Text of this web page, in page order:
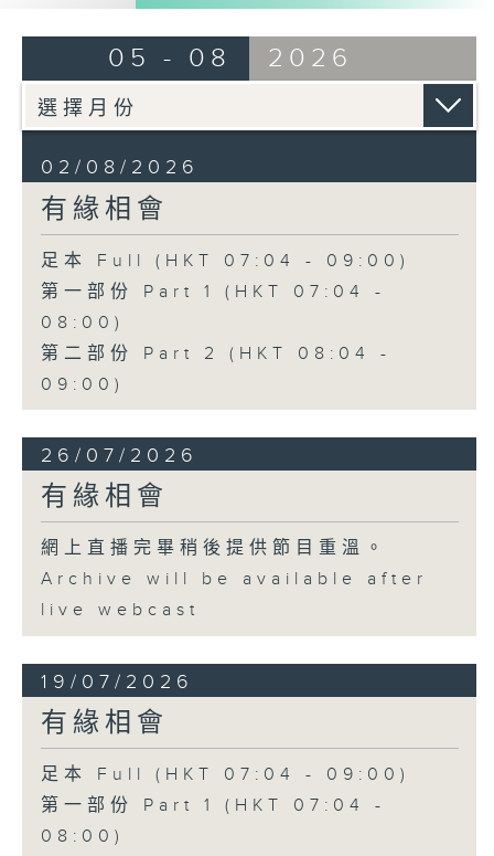
05 - 08 2026
02/08/2026
有緣相會
足本 Full (HKT 07:04 - 09:00)
第一部份 Part 1 (HKT 07:04 -
08:00)
第二部份 Part 2 (HKT 08:04 -
09:00)
26/07/2026
有緣相會
網上直播完畢稍後提供節目重溫。
Archive will be available after
live webcast
19/07/2026
有緣相會
足本 Full (HKT 07:04 - 09:00)
第一部份 Part 1 (HKT 07:04 -
08:00)